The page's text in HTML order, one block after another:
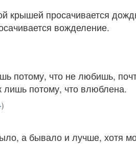
крышей просачивается
вожделение.
потому, что не любишь,
лишь потому, что влюблена.
а бывало и лучше, хотя